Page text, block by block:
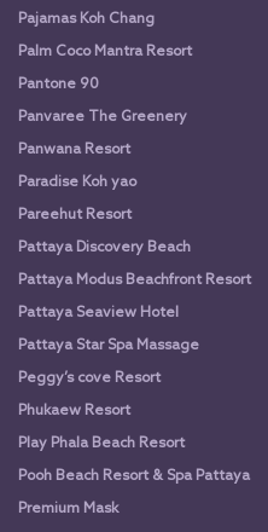
Pajamas Koh Chang
Palm Coco Mantra Resort
Pantone 90
Panvaree The Greenery
Panwana Resort
Paradise Koh yao
Pareehut Resort
Pattaya Discovery Beach
Pattaya Modus Beachfront Resort
Pattaya Seaview Hotel
Pattaya Star Spa Massage
Peggy’s cove Resort
Phukaew Resort
Play Phala Beach Resort
Pooh Beach Resort & Spa Pattaya
Premium Mask